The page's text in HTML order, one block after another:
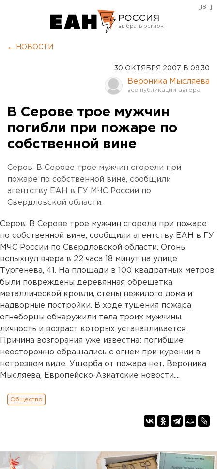
РОССИЯ
Оренбург
[18+]
← НОВОСТИ
30 ОКТЯБРЯ 2007 В 09:30
Вероника Мысляева
В Серове трое мужчин
погибли при пожаре по
собственной вине
Серов. В Серове трое мужчин сгорели при
пожаре по собственной вине, сообщили
агентству ЕАН в ГУ МЧС России по
Свердловской области.
Серов. В Серове трое мужчин сгорели при пожаре
по собственной вине, сообщили агентству ЕАН в ГУ
МЧС России по Свердловской области. Огонь
вспыхнул вчера в 22 часа 18 минут на улице
Тургенева, 41. На площади в 100 квадратных метров
были повреждены деревянная обрешетка
металлической кровли, стены нежилого дома и
надворные постройки. В ходе тушения пожара
огнеборцы обнаружили тела троих мужчины,
личность и возраст которых устанавливается.
Причина возгорания уже известна: погибшие
неосторожно обращались с огнем при курении в
нетрезвом виде. Ущерба от пожара нет. Вероника
Мысляева, Европейско-Азиатские новости....
Общество